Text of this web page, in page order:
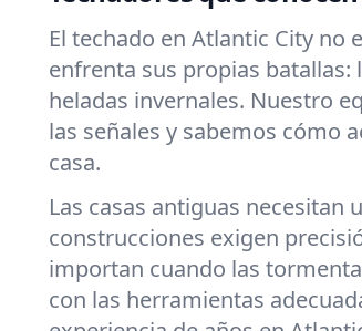
El techado en Atlantic City no
enfrenta sus propias batallas:
heladas invernales. Nuestro
las señales y sabemos cómo
casa.
Las casas antiguas necesitan
construcciones exigen
importan cuando las
con las herramientas